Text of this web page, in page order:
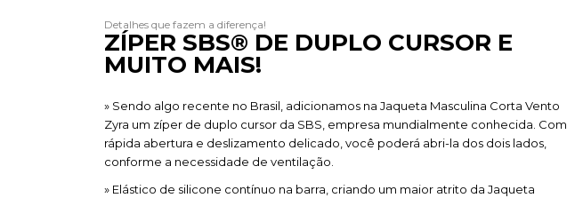
Detalhes que fazem a diferença!
ZÍPER SBS®​ DE DUPLO CURSOR E
MUITO MAIS!
» Sendo algo recente no Brasil, adicionamos na Jaqueta Masculina Corta Vento
Zyra um zíper de duplo cursor da SBS, empresa mundialmente conhecida. Com
rápida abertura e deslizamento delicado, você poderá abri-la dos dois lados,
conforme a necessidade de ventilação.
» Elástico de silicone contínuo na barra, criando um maior atrito da Jaqueta